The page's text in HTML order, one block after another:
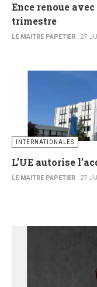
Ence renoue
trimestre
LE MAITRE PAPETIER 27
INTERNATIONALES
L’UE autorise
LE MAITRE PAPETIER 27